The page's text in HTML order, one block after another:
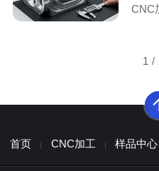
CNC
1 /
首页 CNC加工 样品中心